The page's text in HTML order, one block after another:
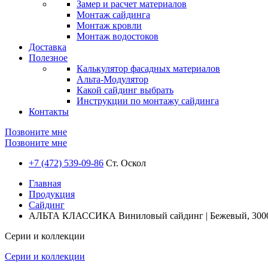
Замер и расчет материалов
Монтаж сайдинга
Монтаж кровли
Монтаж водостоков
Доставка
Полезное
Калькулятор фасадных материалов
Альта-Модулятор
Какой сайдинг выбрать
Инструкции по монтажу сайдинга
Контакты
Позвоните мне
Позвоните мне
+7 (472) 539-09-86 Ст. Оскол
Главная
Продукция
Сайдинг
АЛЬТА КЛАССИКА Виниловый сайдинг | Бежевый,
Серии и коллекции
Серии и коллекции